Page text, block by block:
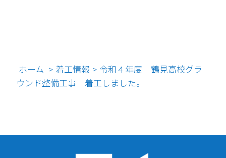
ホーム > 着工情報 > 令和４年度 鶴見高校グラ
ウンド整備工事 着工しました。